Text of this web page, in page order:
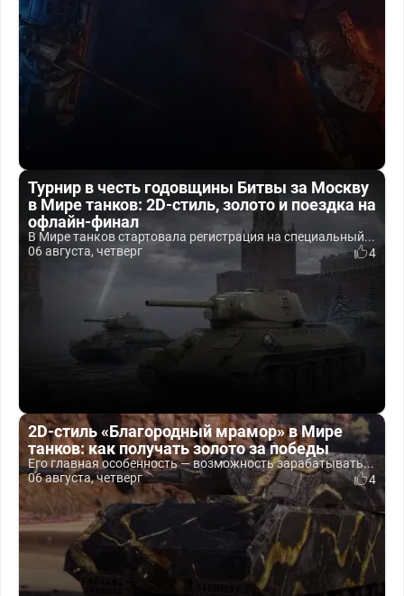
Турнир в честь годовщины Битвы за Москву
в Мире танков: 2D-стиль, золото и поездка на
офлайн-финал
В Мире танков стартовала регистрация на специальный...
06 августа, четверг
4
2D-стиль «Благородный мрамор» в Мире
танков: как получать золото за победы
Его главная особенность — возможность зарабатывать...
06 августа, четверг
4